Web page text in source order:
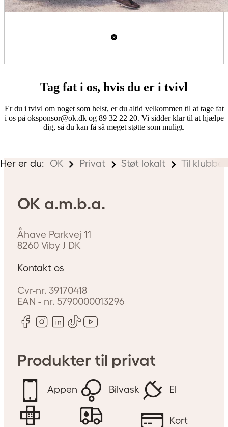
Tag fat i os, hvis du er i tvivl
Er du i tvivl om noget som helst, er du altid velkommen til at tage fat
i os på oksponsor@ok.dkog 89 32 22 20. Vi sidder klar til at hjælpe
dig, så du kan få så meget støtte som muligt.
Her er du: OK Privat Støt lokalt Til
OK a.m.b.a.
Åhave Parkvej 11
8260 Viby J DK
Kontakt os
Cvr-nr. 39170418
EAN - nr.5790000013296
Produkter til privat
Appen Bilvask El
Kort